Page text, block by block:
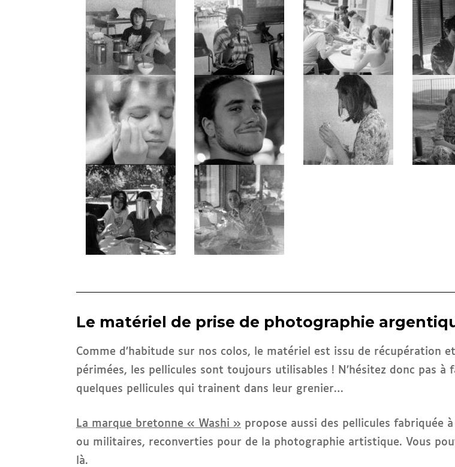
Le matériel de prise de photographie
Comme d’habitude sur nos colos, le matériel est issu de récupération
périmées, les pellicules sont toujours utilisables ! N’hésitez donc pas
quelques pellicules qui trainent dans leur grenier…
La marque bretonne « Washi » propose aussi des pellicules fabriquée
ou militaires, reconverties pour de la photographie artistique. Vous
là.